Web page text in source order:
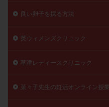
良い卵子を採る方法
英ウィメンズクリニック
草津レディースクリニック
菜々子先生の妊活オンライン授業